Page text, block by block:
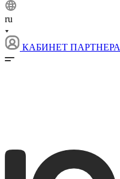
ru
КАБИНЕТ ПАРТНЕРА